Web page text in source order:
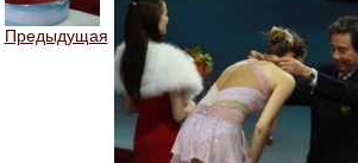
Предыдущая